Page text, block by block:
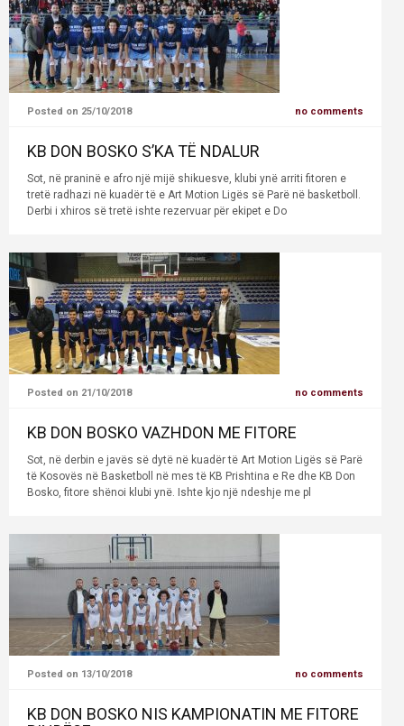
Posted on 25/10/2018 no comments
KB DON BOSKO S’KA TË NDALUR
Sot, në praninë e afro një mijë shikuesve, klubi ynë arriti fitoren e
tretë radhazi në kuadër të e Art Motion Ligës së Parë në basketboll.
Derbi i xhiros së tretë ishte rezervuar për ekipet e Do
Posted on 21/10/2018 no comments
KB DON BOSKO VAZHDON ME FITORE
Sot, në derbin e javës së dytë në kuadër të Art Motion Ligës së Parë
të Kosovës në Basketboll në mes të KB Prishtina e Re dhe KB Don
Bosko, fitore shënoi klubi ynë. Ishte kjo një ndeshje me pl
Posted on 13/10/2018 no comments
KB DON BOSKO NIS KAMPIONATIN ME FITORE